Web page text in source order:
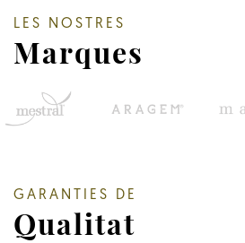
LES NOSTRES
Marques
GARANTIES DE
Qualitat